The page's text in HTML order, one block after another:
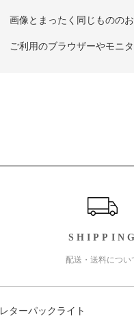
画像とまったく同じものの
ご利用のブラウザーやモニ
SHIPPING
配送・送料につい
レターパックライト